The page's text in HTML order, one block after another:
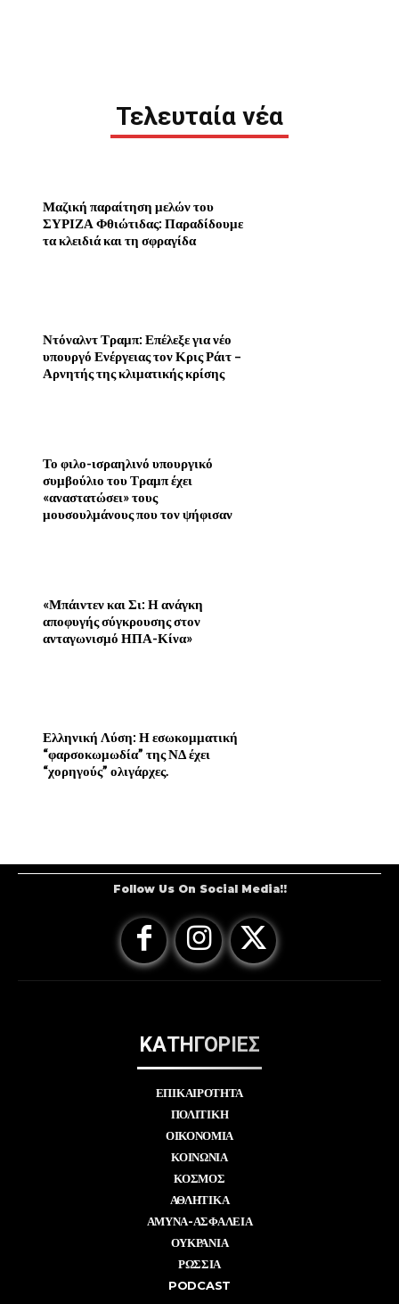
Τελευταία νέα
Μαζική παραίτηση μελών του
ΣΥΡΙΖΑ Φθιώτιδας: Παραδίδουμε
τα κλειδιά και τη σφραγίδα
Ντόναλντ Τραμπ: Επέλεξε για νέο
υπουργό Ενέργειας τον Κρις Ράιτ –
Αρνητής της κλιματικής κρίσης
Το φιλο-ισραηλινό υπουργικό
συμβούλιο του Τραμπ έχει
«αναστατώσει» τους
μουσουλμάνους που τον ψήφισαν
«Μπάιντεν και Σι: Η ανάγκη
αποφυγής σύγκρουσης στον
ανταγωνισμό ΗΠΑ-Κίνα»
Ελληνική Λύση: Η εσωκομματική
“φαρσοκωμωδία” της ΝΔ έχει
“χορηγούς” ολιγάρχες.
Follow Us On Social Media!!
ΚΑΤΗΓΟΡΙΕΣ
ΕΠΙΚΑΙΡΟΤΗΤΑ
ΠΟΛΙΤΙΚΗ
ΟΙΚΟΝΟΜΙΑ
ΚΟΙΝΩΝΙΑ
ΚΟΣΜΟΣ
ΑΘΛΗΤΙΚΑ
ΑΜΥΝΑ-ΑΣΦΑΛΕΙΑ
ΟΥΚΡΑΝΙΑ
ΡΩΣΣΙΑ
PODCAST